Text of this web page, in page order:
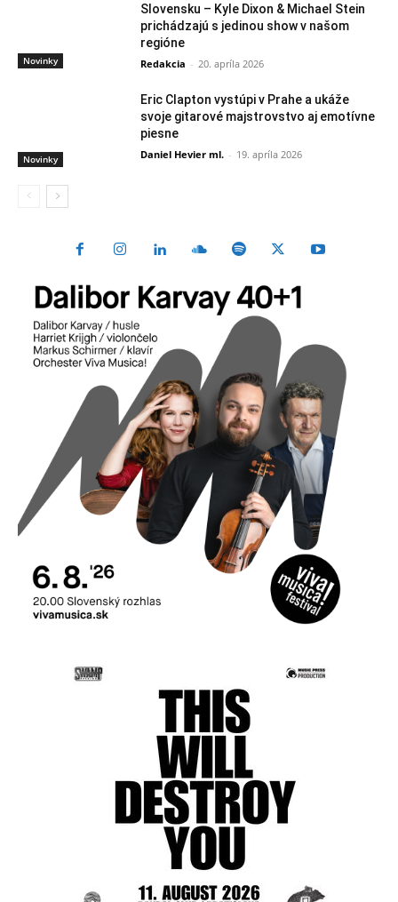
Novinky
Slovensku – Kyle Dixon & Michael Stein
prichádzajú s jedinou show v našom
regióne
Redakcia - 20. apríla 2026
Novinky
Eric Clapton vystúpi v Prahe a ukáže
svoje gitarové majstrovstvo aj emotívne
piesne
Daniel Hevier ml. - 19. apríla 2026